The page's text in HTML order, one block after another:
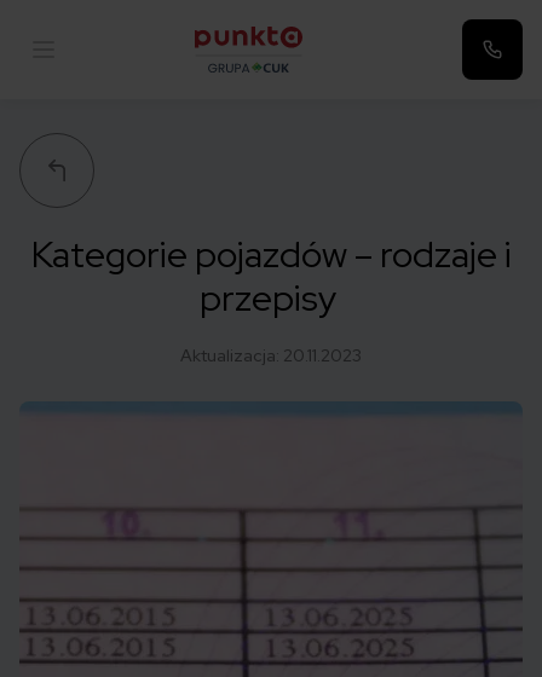
Kategorie pojazdów – rodzaje i
przepisy
Aktualizacja: 20.11.2023